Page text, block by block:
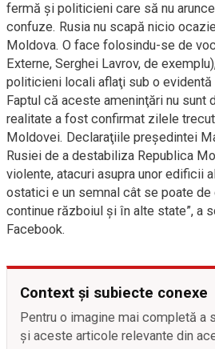
fermă şi politicieni care să nu
confuze. Rusia nu scapă nicio
Moldova. O face folosindu-se de
Externe, Serghei Lavrov, de
politicieni locali aflaţi sub o evidentă
Faptul că aceste ameninţări nu sunt
realitate a fost confirmat zilele
Moldovei. Declaraţiile preşedintei
Rusiei de a destabiliza Republica
violente, atacuri asupra unor edificii
ostatici e un semnal cât se poate de
continue războiul şi în alte state”, a
Facebook.
Context și subiecte conexe
Pentru o imagine mai completă a
și aceste articole relevante din